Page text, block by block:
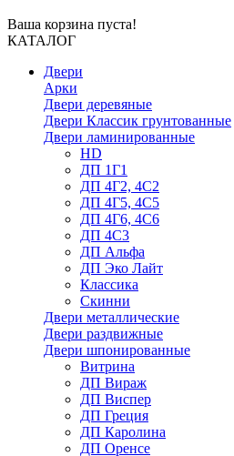
Ваша корзина пуста!
КАТАЛОГ
Двери
Арки
Двери деревяные
Двери Классик грунтованные
Двери ламинированные
HD
ДП 1Г1
ДП 4Г2, 4С2
ДП 4Г5, 4С5
ДП 4Г6, 4С6
ДП 4С3
ДП Альфа
ДП Эко Лайт
Классика
Скинни
Двери металлические
Двери раздвижные
Двери шпонированные
Витрина
ДП Вираж
ДП Виспер
ДП Греция
ДП Каролина
ДП Оренсе